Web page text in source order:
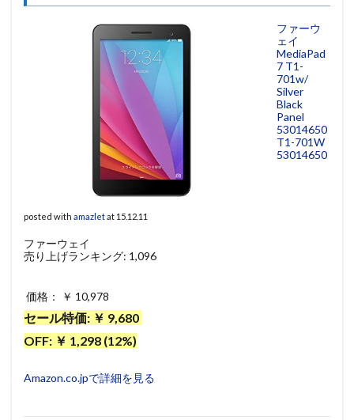
ファーウ
ェイ
MediaPad
7 T1-
701w/
Silver
Black
Panel
53014650
T1-701W
53014650
posted with amazletat 15.12.11
ファーウェイ
売り上げランキング: 1,096
価格： ￥ 10,978
セール特価: ￥ 9,680
OFF: ￥ 1,298 (12%)
Amazon.co.jpで詳細を見る